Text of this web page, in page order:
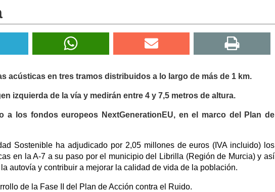
acústicas en tres tramos distribuidos a lo largo de más de 1 km.
izquierda de la vía y medirán entre 4 y 7,5 metros de altura.
a los fondos europeos NextGenerationEU, en el marco del Plan de
Sostenible ha adjudicado por 2,05 millones de euros (IVA incluido) los
en la A-7 a su paso por el municipio del Librilla (Región de Murcia) y así
autovía y contribuir a mejorar la calidad de vida de la población.
de la Fase II del Plan de Acción contra el Ruido.